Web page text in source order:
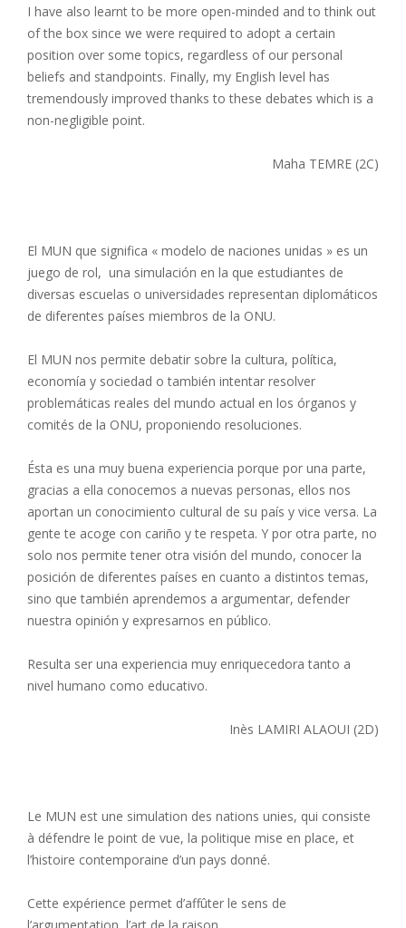
I have also learnt to be more open-minded and to think out
of the box since we were required to adopt a certain
position over some topics, regardless of our personal
beliefs and standpoints. Finally, my English level has
tremendously improved thanks to these debates which is a
non-negligible point.
Maha TEMRE (2C)
El MUN que significa « modelo de naciones unidas » es un
juego de rol, una simulación en la que estudiantes de
diversas escuelas o universidades representan diplomáticos
de diferentes países miembros de la ONU.
El MUN nos permite debatir sobre la cultura, política,
economía y sociedad o también intentar resolver
problemáticas reales del mundo actual en los órganos y
comités de la ONU, proponiendo resoluciones.
Ésta es una muy buena experiencia porque por una parte,
gracias a ella conocemos a nuevas personas, ellos nos
aportan un conocimiento cultural de su país y vice versa. La
gente te acoge con cariño y te respeta. Y por otra parte, no
solo nos permite tener otra visión del mundo, conocer la
posición de diferentes países en cuanto a distintos temas,
sino que también aprendemos a argumentar, defender
nuestra opinión y expresarnos en público.
Resulta ser una experiencia muy enriquecedora tanto a
nivel humano como educativo.
Inès LAMIRI ALAOUI (2D)
Le MUN est une simulation des nations unies, qui consiste
à défendre le point de vue, la politique mise en place, et
l’histoire contemporaine d’un pays donné.
Cette expérience permet d’affûter le sens de